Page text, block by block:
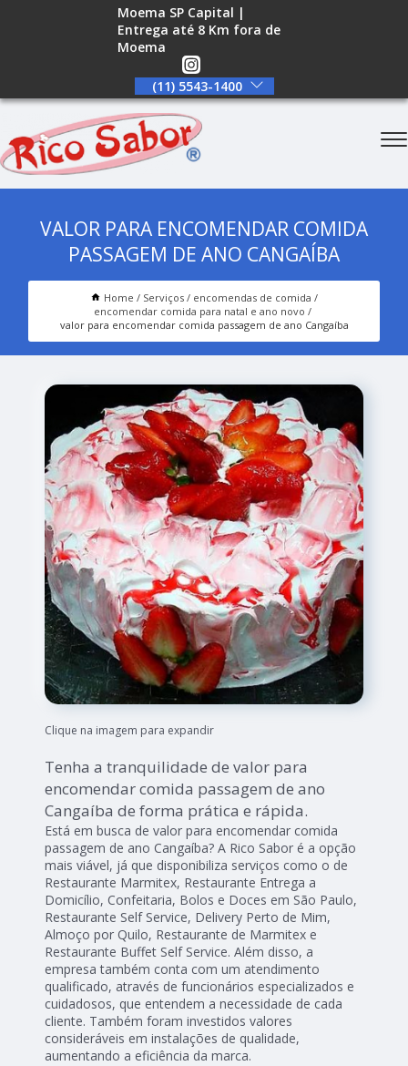
Moema SP Capital |
Entrega até 8 Km fora de
Moema
(11) 5543-1400
VALOR PARA ENCOMENDAR COMIDA
PASSAGEM DE ANO CANGAÍBA
Home Serviços
encomendas de comida
encomendar comida para natal e ano novo
valor para encomendar comida passagem de ano Cangaíba
Clique na imagem para expandir
Tenha a tranquilidade de valor para
encomendar comida passagem de ano
Cangaíba de forma prática e rápida.
Está em busca de valor para encomendar comida
passagem de ano Cangaíba? A Rico Sabor é a opção
mais viável, já que disponibiliza serviços como o de
Restaurante Marmitex, Restaurante Entrega a
Domicílio, Confeitaria, Bolos e Doces em São Paulo,
Restaurante Self Service, Delivery Perto de Mim,
Almoço por Quilo, Restaurante de Marmitex e
Restaurante Buffet Self Service. Além disso, a
empresa também conta com um atendimento
qualificado, através de funcionários especializados e
cuidadosos, que entendem a necessidade de cada
cliente. Também foram investidos valores
consideráveis em instalações de qualidade,
aumentando a eficiência da marca.